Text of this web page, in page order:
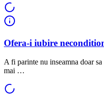
Ofera-i iubire
A fi parinte nu inseamna doar
mai …